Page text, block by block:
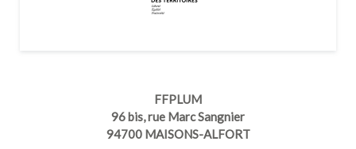
FFPLUM
96 bis, rue Marc Sangnier
94700 MAISONS-ALFORT